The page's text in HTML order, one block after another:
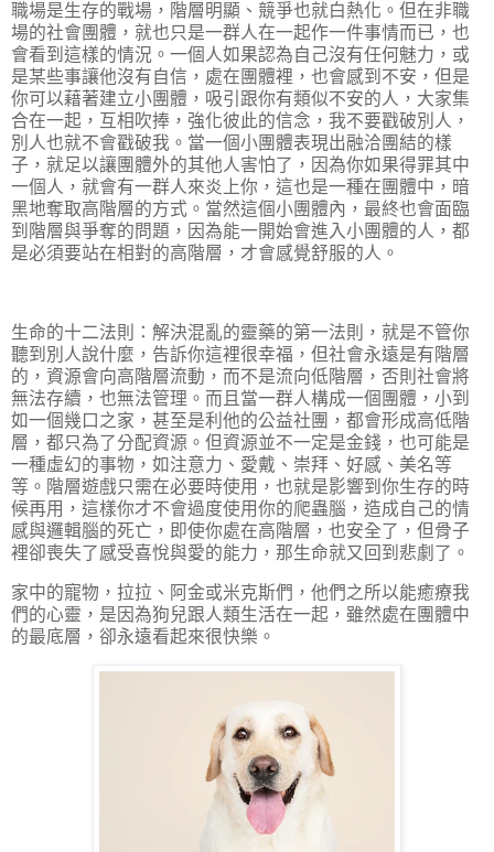
職場是生存的戰場，階層明顯、競爭也就白熱化。但在非職
場的社會團體，就也只是一群人在一起作一件事情而已，也
會看到這樣的情況。一個人如果認為自己沒有任何魅力，或
是某些事讓他沒有自信，處在團體裡，也會感到不安，但是
你可以藉著建立小團體，吸引跟你有類似不安的人，大家集
合在一起，互相吹捧，強化彼此的信念，我不要戳破別人，
別人也就不會戳破我。當一個小團體表現出融洽團結的樣
子，就足以讓團體外的其他人害怕了，因為你如果得罪其中
一個人，就會有一群人來炎上你，這也是一種在團體中，暗
黑地奪取高階層的方式。當然這個小團體內，最終也會面臨
到階層與爭奪的問題，因為能一開始會進入小團體的人，都
是必須要站在相對的高階層，才會感覺舒服的人。
生命的十二法則：解決混亂的靈藥的第一法則，就是不管你
聽到別人說什麼，告訴你這裡很幸福，但社會永遠是有階層
的，資源會向高階層流動，而不是流向低階層，否則社會將
無法存續，也無法管理。而且當一群人構成一個團體，小到
如一個幾口之家，甚至是利他的公益社團，都會形成高低階
層，都只為了分配資源。但資源並不一定是金錢，也可能是
一種虛幻的事物，如注意力、愛戴、崇拜、好感、美名等
等。階層遊戲只需在必要時使用，也就是影響到你生存的時
候再用，這樣你才不會過度使用你的爬蟲腦，造成自己的情
感與邏輯腦的死亡，即使你處在高階層，也安全了，但骨子
裡卻喪失了感受喜悅與愛的能力，那生命就又回到悲劇了。
家中的寵物，拉拉、阿金或米克斯們，他們之所以能癒療我
們的心靈，是因為狗兒跟人類生活在一起，雖然處在團體中
的最底層，卻永遠看起來很快樂。